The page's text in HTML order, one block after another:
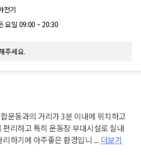
전기
요일 09:00 ~ 20:30
주세요.
운동과의 거리가 3분 이내에 위치하고
리하고 특히 운동장 부대시설로 실내
하기에 아주좋은 환경입니 ... 더보기